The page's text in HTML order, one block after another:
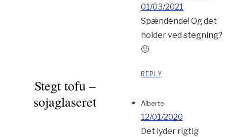
Stegt tofu –
sojaglaseret
01/03/2021
Spændende! Og det
holder ved stegning?
🙂
REPLY
Alberte
12/01/2020
Det lyder rigtig